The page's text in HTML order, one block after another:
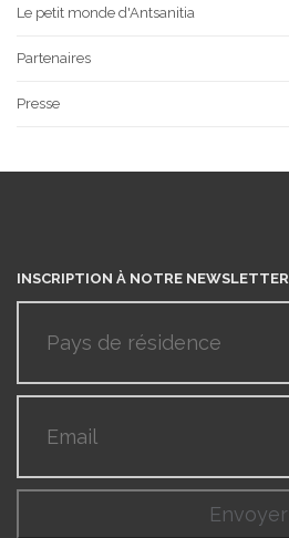
Le petit monde d'Antsanitia
Partenaires
Presse
INSCRIPTION À NOTRE NEWSLETTER